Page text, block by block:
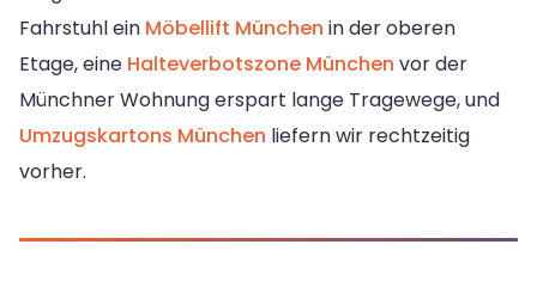
Fahrstuhl ein Möbellift München in der oberen
Etage, eine Halteverbotszone München vor der
Münchner Wohnung erspart lange Tragewege, und
Umzugskartons München liefern wir rechtzeitig
vorher.